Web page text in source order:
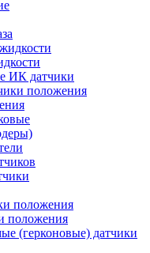
ИК датчики
положения
положения
положения
(герконовые) датчики